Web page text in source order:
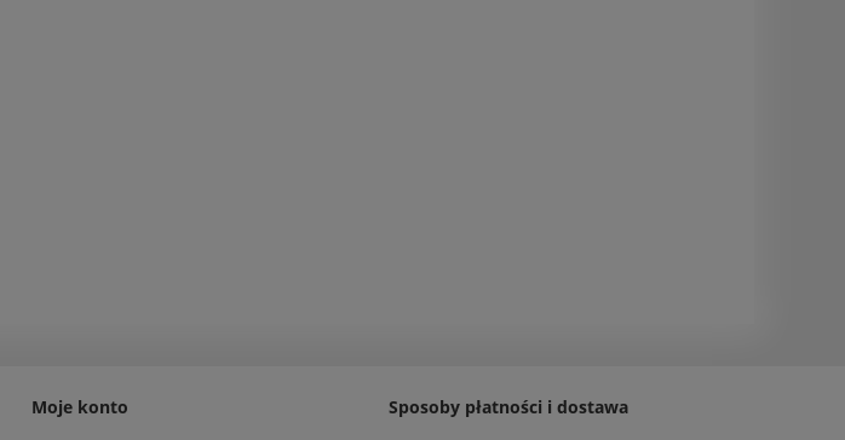
Moje konto Sposoby płatności i dostawa